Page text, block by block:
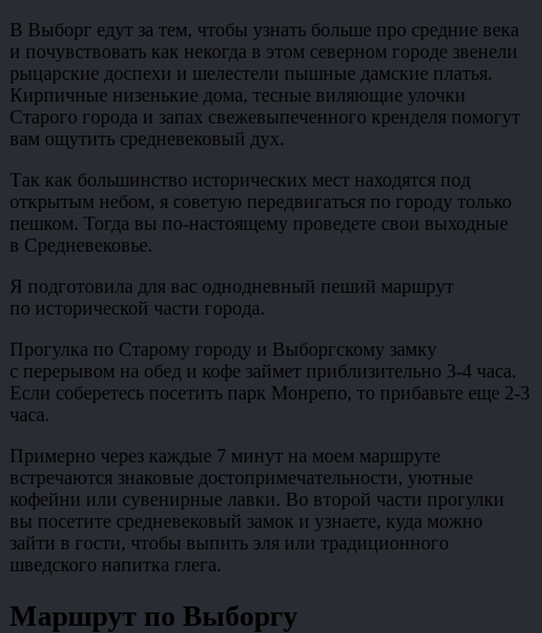
В Выборг едут за тем, чтобы узнать больше про средние века
и почувствовать как некогда в этом северном городе звенели
рыцарские доспехи и шелестели пышные дамские платья.
Кирпичные низенькие дома, тесные виляющие улочки
Старого города и запах свежевыпеченного кренделя помогут
вам ощутить средневековый дух.
Так как большинство исторических мест находятся под
открытым небом, я советую передвигаться по городу только
пешком. Тогда вы по-настоящему проведете свои выходные
в Средневековье.
Я подготовила для вас однодневный пеший маршрут
по исторической части города.
Прогулка по Старому городу и Выборгскому замку
с перерывом на обед и кофе займет приблизительно 3-4 часа.
Если соберетесь посетить парк Монрепо, то прибавьте еще 2-3
часа.
Примерно через каждые 7 минут на моем маршруте
встречаются знаковые достопримечательности, уютные
кофейни или сувенирные лавки. Во второй части прогулки
вы посетите средневековый замок и узнаете, куда можно
зайти в гости, чтобы выпить эля или традиционного
шведского напитка глега.
Маршрут по Выборгу